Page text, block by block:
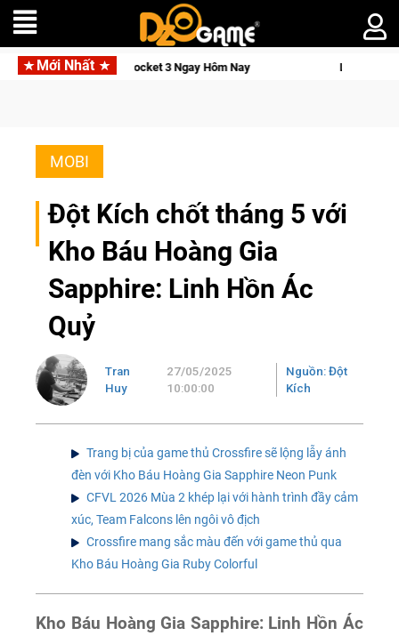
Mới Nhất
Pocket 3 Ngay Hôm Nay Lineage W – Quyền lực và
MOBI
Đột Kích chốt tháng 5 với
Kho Báu Hoàng Gia
Sapphire: Linh Hồn Ác
Quỷ
Tran
Huy
27/05/2025
10:00:00
Nguồn: Đột
Kích
Trang bị của game thủ Crossfire sẽ lộng lẫy ánh
đèn với Kho Báu Hoàng Gia Sapphire Neon Punk
CFVL 2026 Mùa 2 khép lại với hành trình đầy cảm
xúc, Team Falcons lên ngôi vô địch
Crossfire mang sắc màu đến với game thủ qua
Kho Báu Hoàng Gia Ruby Colorful
Kho Báu Hoàng Gia Sapphire: Linh Hồn Ác